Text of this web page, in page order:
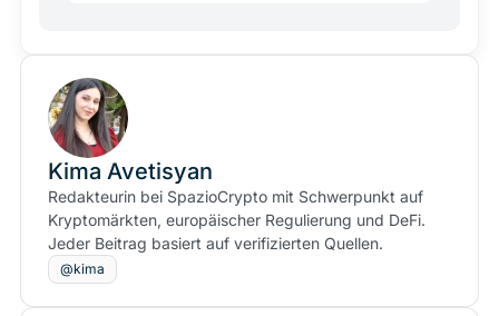
Kima Avetisyan
Redakteurin bei SpazioCrypto mit Schwerpunkt auf
Kryptomärkten, europäischer Regulierung und DeFi.
Jeder Beitrag basiert auf verifizierten Quellen.
@kima